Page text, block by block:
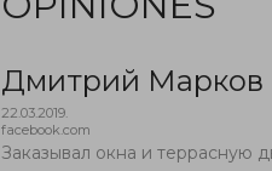
Дмитрий Марков
22.03.2019.
facebook.com
Заказывал окна и террасную